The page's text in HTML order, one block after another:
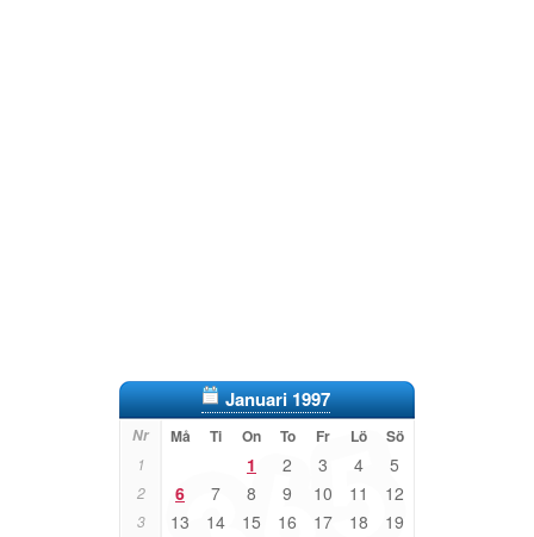
Januari 1997
Nr Må Ti On To Fr Lö Sö
1 1 2 3 4 5
2 6 7 8 9 10 11 12
3 13 14 15 16 17 18 19